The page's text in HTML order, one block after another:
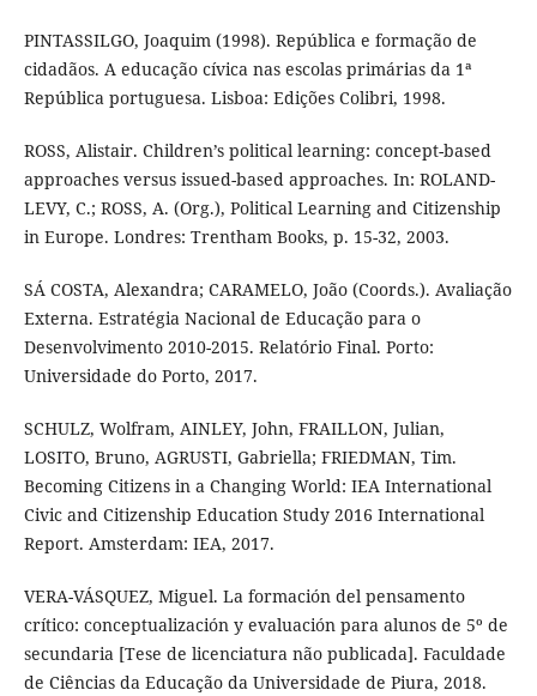
PINTASSILGO, Joaquim (1998). República e formação de
cidadãos. A educação cívica nas escolas primárias da 1ª
República portuguesa. Lisboa: Edições Colibri, 1998.
ROSS, Alistair. Children’s political learning: concept-based
approaches versus issued-based approaches. In: ROLAND-
LEVY, C.; ROSS, A. (Org.), Political Learning and Citizenship
in Europe. Londres: Trentham Books, p. 15-32, 2003.
SÁ COSTA, Alexandra; CARAMELO, João (Coords.). Avaliação
Externa. Estratégia Nacional de Educação para o
Desenvolvimento 2010-2015. Relatório Final. Porto:
Universidade do Porto, 2017.
SCHULZ, Wolfram, AINLEY, John, FRAILLON, Julian,
LOSITO, Bruno, AGRUSTI, Gabriella; FRIEDMAN, Tim.
Becoming Citizens in a Changing World: IEA International
Civic and Citizenship Education Study 2016 International
Report. Amsterdam: IEA, 2017.
VERA-VÁSQUEZ, Miguel. La formación del pensamento
crítico: conceptualización y evaluación para alunos de 5º de
secundaria [Tese de licenciatura não publicada]. Faculdade
de Ciências da Educação da Universidade de Piura, 2018.